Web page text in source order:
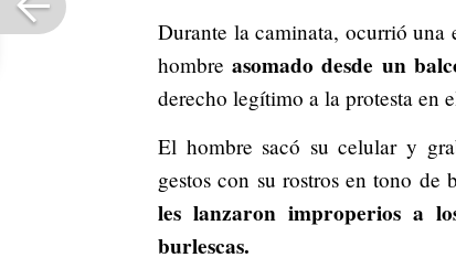
Durante la caminata, ocurrió una
hombreasomado desde un
derecho legítimo a la protesta en
El hombre sacó su celular y
gestos con su rostros en tono de
les lanzaron improperios a
burlescas.